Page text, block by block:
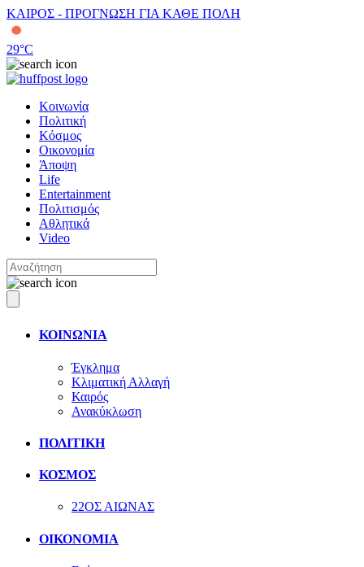
ΚΑΙΡΟΣ - ΠΡΟΓΝΩΣΗ ΓΙΑ ΚΑΘΕ ΠΟΛΗ
29°C
Κοινωνία
Πολιτική
Κόσμος
Οικονομία
Άποψη
Life
Entertainment
Πολιτισμός
Αθλητικά
Video
ΚΟΙΝΩΝΙΑ
Έγκλημα
Κλιματική Αλλαγή
Καιρός
Ανακύκλωση
ΠΟΛΙΤΙΚΗ
ΚΟΣΜΟΣ
22ΟΣ ΑΙΩΝΑΣ
ΟΙΚΟΝΟΜΙΑ